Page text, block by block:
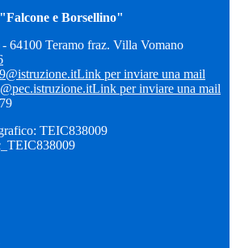
e Borsellino"
64100 Teramo fraz. Villa Vomano
Link per inviare una mail
Link per inviare una mail
TEIC838009